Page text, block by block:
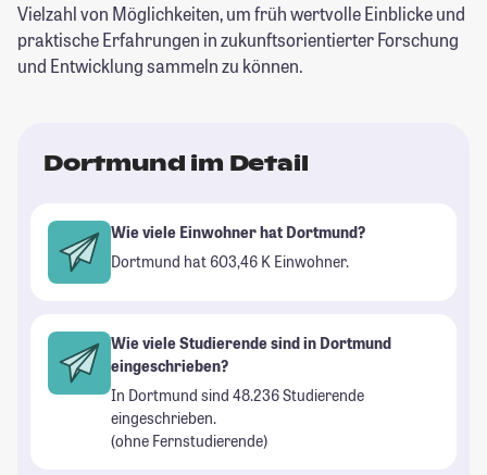
Vielzahl von Möglichkeiten, um früh wertvolle Einblicke und
praktische Erfahrungen in zukunftsorientierter Forschung
und Entwicklung sammeln zu können.
Dortmund im Detail
Wie viele Einwohner hat Dortmund?
Dortmund hat 603,46 K Einwohner.
Wie viele Studierende sind in Dortmund
eingeschrieben?
In Dortmund sind 48.236 Studierende
eingeschrieben.
(ohne Fernstudierende)